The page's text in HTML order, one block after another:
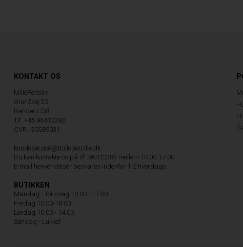
KONTAKT OS
MillePercille
Grenåvej 32
Randers SØ
Tlf. +45 86412383
CVR.: 35589031
kundeservice@millepercille.dk
Du kan kontakte os på tlf.:86412383 mellem 10.00-17.00.
E-mail henvendelser besvares indenfor 1-2 hverdage.
BUTIKKEN
Mandag - Torsdag 10.00 - 17.00
Fredag 10.00-18.00
Lørdag 10.00 - 14.00
Søndag - Lukket